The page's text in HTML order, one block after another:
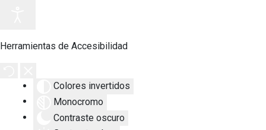
Herramientas de Accesibilidad
Colores invertidos
Monocromo
Contraste oscuro